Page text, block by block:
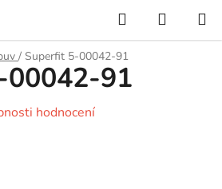
Hledat
KOŠÍK
/ Superfit 5-00042-91
91
hodnocení